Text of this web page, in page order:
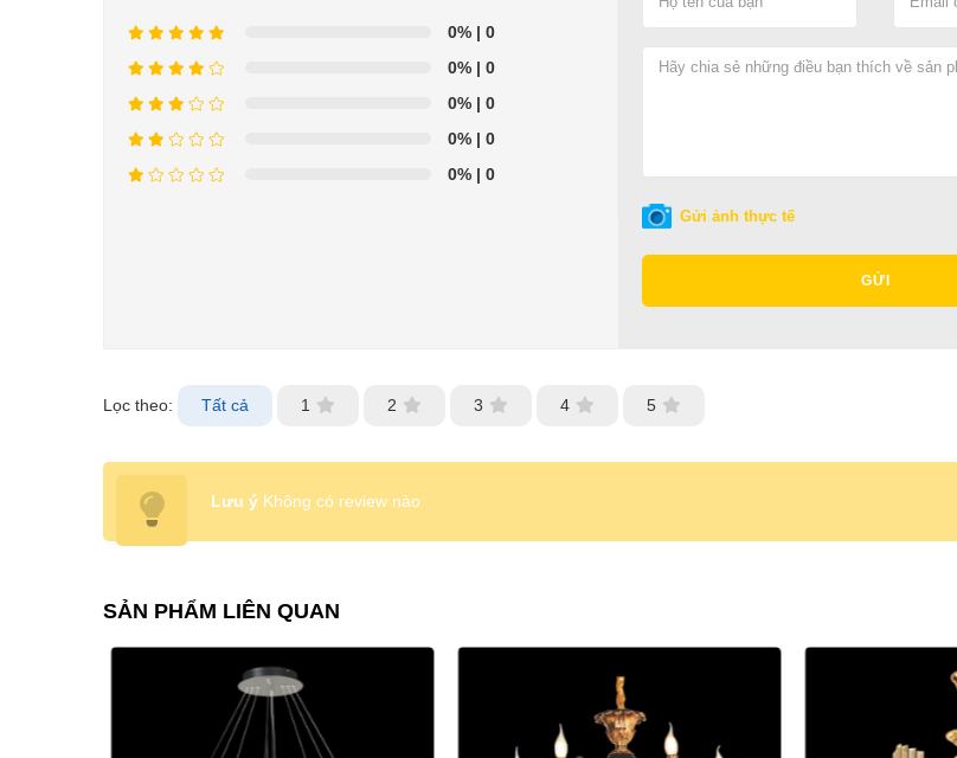
0% | 0
0% | 0
0% | 0
0% | 0
0% | 0
Gửi ảnh thực tế
GỬI
Lọc theo: Tất cả 1 2 3 4 5
Lưu ý Không có review nào
SẢN PHẨM LIÊN QUAN